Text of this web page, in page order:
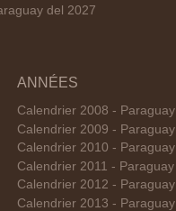
del 2027
ANNÉES
Calendrier 2008 - Paraguay
Calendrier 2009 - Paraguay
Calendrier 2010 - Paraguay
Calendrier 2011 - Paraguay
Calendrier 2012 - Paraguay
Calendrier 2013 - Paraguay